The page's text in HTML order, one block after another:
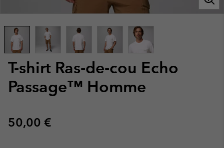
T-shirt Ras-de-cou Echo
Passage™ Homme
Regular price:
50,00 €